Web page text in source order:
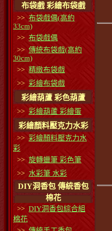
布袋戲 彩繪布袋戲
>> 布袋戲偶(高約
33cm)
>> 布袋戲偶
>> 傳統布袋戲(高約
30cm)
>> 精緻布袋戲
>> 彩繪布袋戲
彩繪葫蘆 彩色葫蘆
>> 彩繪葫蘆 彩繪蛋
彩繪顏料壓克力水彩
>> 彩繪顏料壓克力水
彩
>> 旋轉蠟筆 彩色筆
>> 水彩筆 水彩
DIY洞香包 傳統香包
棉花
>> DIY洞香包綜合組
棉花